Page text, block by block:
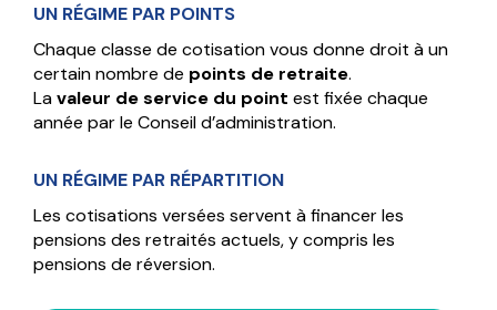
UN RÉGIME PAR POINTS
Chaque classe de cotisation vous donne droit à un
certain nombre de points de retraite.
Lavaleur de service du point est fixée chaque
année par le Conseil d’administration.
UN RÉGIME PAR RÉPARTITION
Les cotisations versées servent à financer les
pensions des retraités actuels, y compris les
pensions de réversion.